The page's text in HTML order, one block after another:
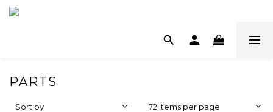
PARTS
Sort by 72 Items per page